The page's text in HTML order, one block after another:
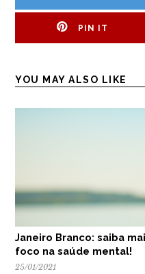
PIN IT
YOU MAY ALSO LIKE
Janeiro Branco: saiba
foco na saúde mental!
25/01/2021